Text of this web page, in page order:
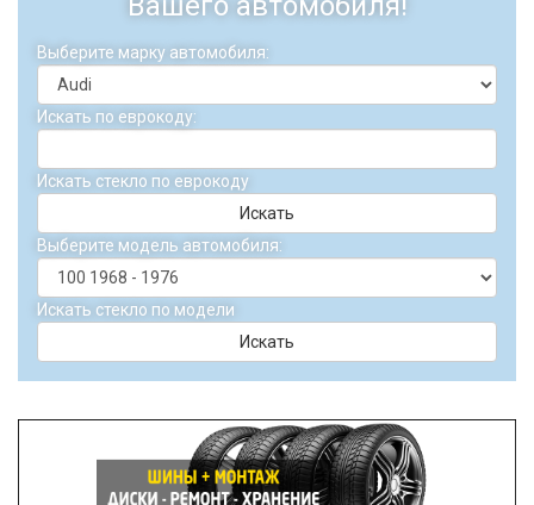
Выберите марку автомобиля:
Искать по еврокоду:
Искать стекло по еврокоду
Искать
Выберите модель автомобиля:
Искать стекло по модели
Искать